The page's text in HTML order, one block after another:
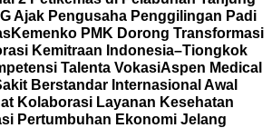
Ajak Pengusaha Penggilingan Padi
Kemenko PMK Dorong Transformasi
Kemitraan Indonesia–Tiongkok
Talenta VokasiAspen Medical
Berstandar Internasional Awal
Kolaborasi Layanan Kesehatan
Pertumbuhan Ekonomi Jelang